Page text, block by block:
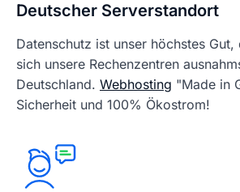
Deutscher Serverstandort
Datenschutz ist unser höchstes
sich unsere Rechenzentren
Deutschland. Webhosting "Made in
Sicherheit und 100% Ökostrom!